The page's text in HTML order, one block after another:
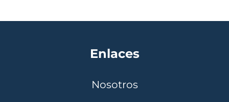
Enlaces
Nosotros